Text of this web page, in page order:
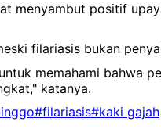
menyambut positif
filariasis bukan
memahami bahwa
katanya.
#filariasis#kaki gajah